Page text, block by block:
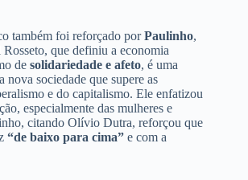
também foi reforçado porPaulinho,
que definiu a economia
de solidariedade e afeto, é uma
nova sociedade que supere as
e do capitalismo. Ele enfatizou
especialmente das mulheres e
citando Olívio Dutra, reforçou que
“de baixo para cima” e com a